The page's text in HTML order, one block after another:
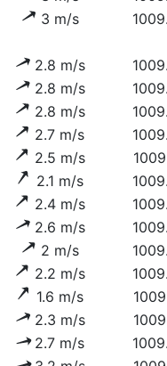
3 m/s
2.8 m/s
2.8 m/s
2.8 m/s
2.7 m/s
2.5 m/s
2.1 m/s
2.4 m/s
2.6 m/s
2 m/s
2.2 m/s
1.6 m/s
2.3 m/s
2.7 m/s